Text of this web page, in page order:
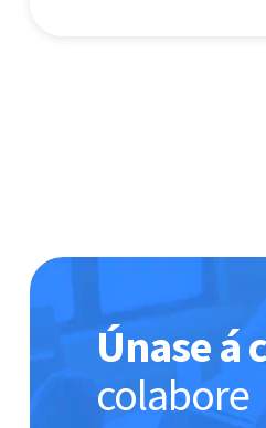
Únase á
colabore